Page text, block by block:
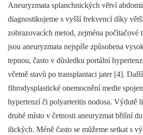
Aneuryzmata splanchnických větví
diagnostikujeme s vyšší frekvencí díky
zobrazovacích metod, zejména
jsou aneuryzmata nejspíše způsobena
tepnou, často v důsledku portální
včetně stavů po transplantaci jater [4].
fibrodysplastické onemocnění medie
hypertenzí či polyarteritis nodosa. Výdutě
druhé místo v četnosti aneuryzmat břišní
ilických. Méně často se můžeme setkat s